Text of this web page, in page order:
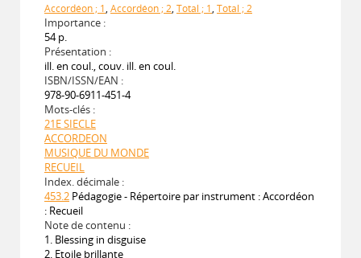
Accordéon ; 1, Accordéon ; 2, Total ; 1, Total ; 2
Importance :
54 p.
Présentation :
ill. en coul., couv. ill. en coul.
ISBN/ISSN/EAN :
978-90-6911-451-4
Mots-clés :
21E SIECLE
ACCORDEON
MUSIQUE DU MONDE
RECUEIL
Index. décimale :
453.2 Pédagogie - Répertoire par instrument : Accordéon
: Recueil
Note de contenu :
1. Blessing in disguise
2. Etoile brillante